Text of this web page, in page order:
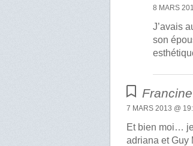
8 MARS
J’avais
son
7 MARS 2013 @
Et bien moi…
adriana et